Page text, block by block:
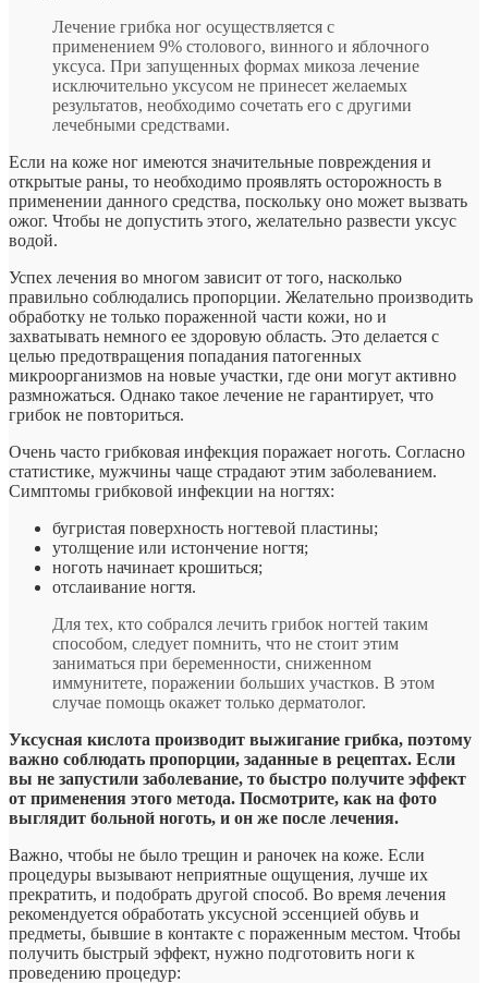
Лечение грибка ног осуществляется с
применением 9% столового, винного и яблочного
уксуса. При запущенных формах микоза лечение
исключительно уксусом не принесет желаемых
результатов, необходимо сочетать его с другими
лечебными средствами.
Если на коже ног имеются значительные повреждения и
открытые раны, то необходимо проявлять осторожность в
применении данного средства, поскольку оно может вызвать
ожог. Чтобы не допустить этого, желательно развести уксус
водой.
Успех лечения во многом зависит от того, насколько
правильно соблюдались пропорции. Желательно производить
обработку не только пораженной части кожи, но и
захватывать немного ее здоровую область. Это делается с
целью предотвращения попадания патогенных
микроорганизмов на новые участки, где они могут активно
размножаться. Однако такое лечение не гарантирует, что
грибок не повториться.
Очень часто грибковая инфекция поражает ноготь. Согласно
статистике, мужчины чаще страдают этим заболеванием.
Симптомы грибковой инфекции на ногтях:
бугристая поверхность ногтевой пластины;
утолщение или истончение ногтя;
ноготь начинает крошиться;
отслаивание ногтя.
Для тех, кто собрался лечить грибок ногтей таким
способом, следует помнить, что не стоит этим
заниматься при беременности, сниженном
иммунитете, поражении больших участков. В этом
случае помощь окажет только дерматолог.
Уксусная кислота производит выжигание грибка, поэтому
важно соблюдать пропорции, заданные в рецептах. Если
вы не запустили заболевание, то быстро получите эффект
от применения этого метода. Посмотрите, как на фото
выглядит больной ноготь, и он же после лечения.
Важно, чтобы не было трещин и раночек на коже. Если
процедуры вызывают неприятные ощущения, лучше их
прекратить, и подобрать другой способ. Во время лечения
рекомендуется обработать уксусной эссенцией обувь и
предметы, бывшие в контакте с пораженным местом. Чтобы
получить быстрый эффект, нужно подготовить ноги к
проведению процедур: